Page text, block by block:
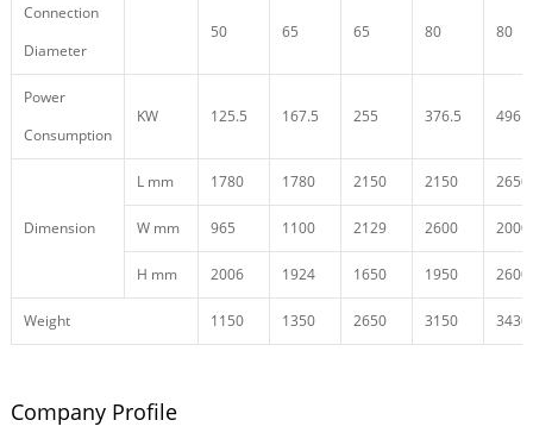
Connection
Diameter
50 65 65 80 80
Power
Consumption
KW 125.5 167.5 255 376.5 496.5
Dimension
L mm 1780 1780 2150 2150 2650
W mm 965 1100 2129 2600 2000
H mm 2006 1924 1650 1950 2600
Weight 1150 1350 2650 3150 3430
Company Profile